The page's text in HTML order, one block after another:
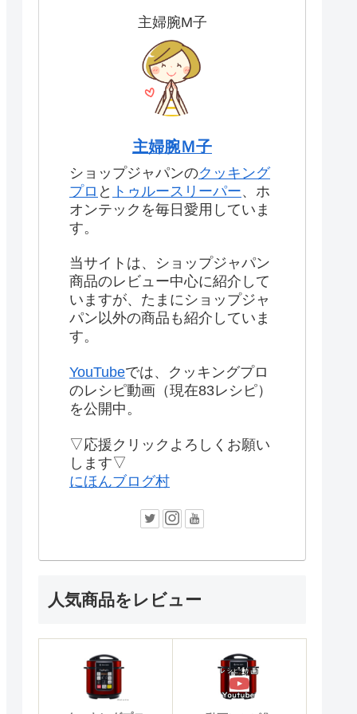
主婦腕M子
主婦腕Ｍ子
ショップジャパンのクッキング
プロ と トゥルースリーパー、ホ
オンテックを毎日愛用していま
す。
当サイトは、ショップジャパン
商品のレビュー中心に紹介して
いますが、たまにショップジャ
パン以外の商品も紹介していま
す。
YouTubeでは、クッキングプロ
のレシピ動画（現在83レシピ）
を公開中。
▽応援クリックよろしくお願い
します▽
にほんブログ村
人気商品をレビュー